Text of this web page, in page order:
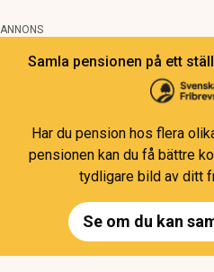
ANNONS
Samla pensionen på ett
Har du pension hos flera
pensionen kan du få bättre
tydligare bild av ditt
Se om du kan